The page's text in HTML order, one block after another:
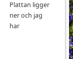
Plattan ligger
ner och jag
har